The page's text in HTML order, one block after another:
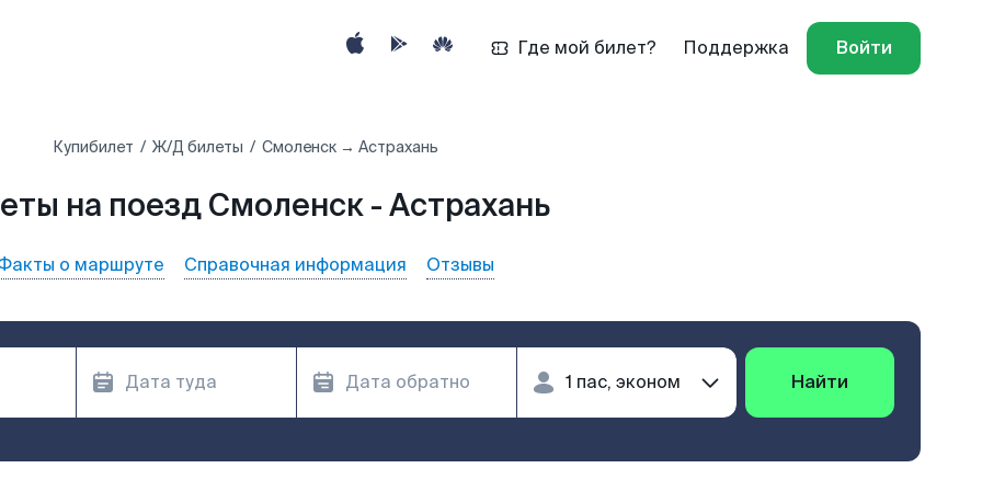
Где мой билет? Поддержка Войти
Купибилет Ж/Д билеты Смоленск → Астрахань
на поезд Смоленск - Астрахань
о маршруте Справочная информация Отзывы
Найти